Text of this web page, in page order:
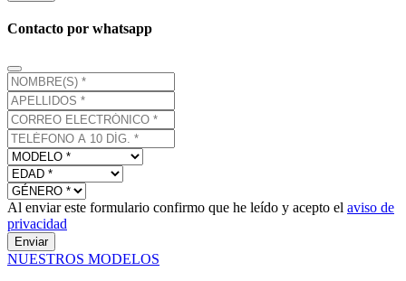
Contacto por whatsapp
Al enviar este formulario confirmo que he leído y acepto el aviso de
privacidad
Enviar
NUESTROS MODELOS